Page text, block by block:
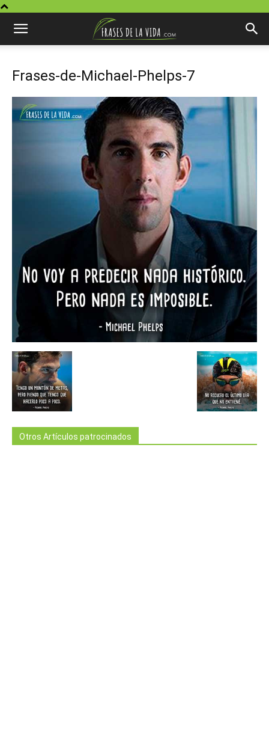
Frases-de-Michael-Phelps-7
Otros Artículos patrocinados